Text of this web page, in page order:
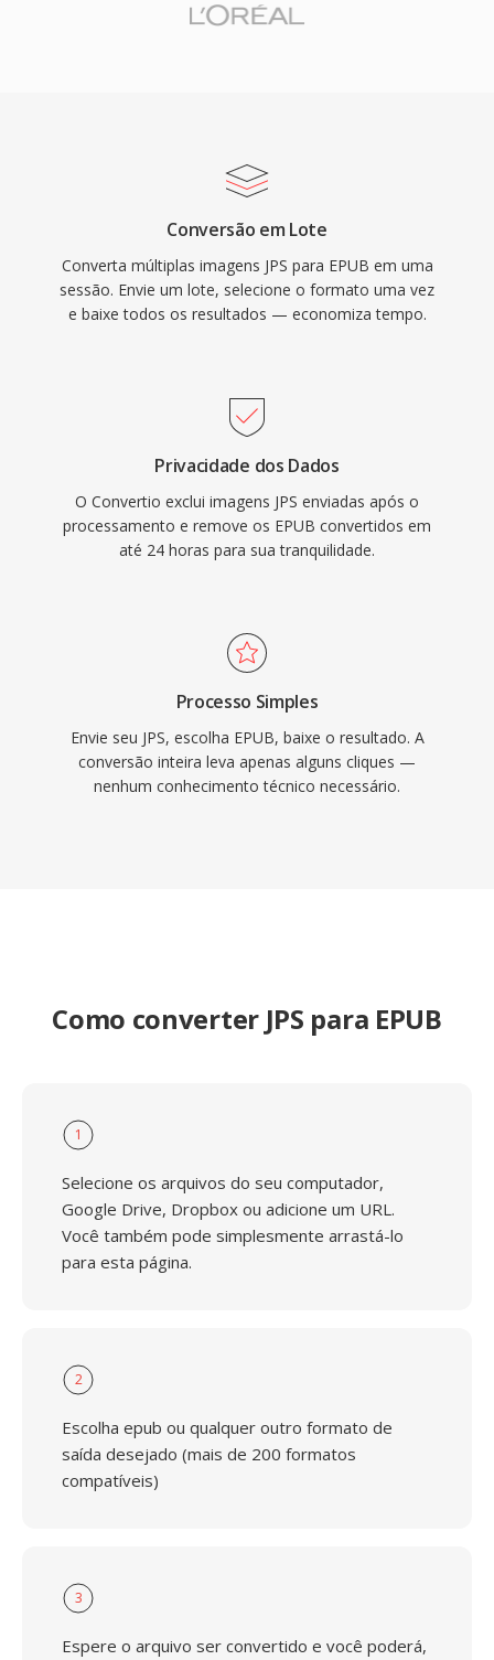
Conversão em Lote
Converta múltiplas imagens JPS para EPUB em uma
sessão. Envie um lote, selecione o formato uma vez
e baixe todos os resultados — economiza tempo.
Privacidade dos Dados
O Convertio exclui imagens JPS enviadas após o
processamento e remove os EPUB convertidos em
até 24 horas para sua tranquilidade.
Processo Simples
Envie seu JPS, escolha EPUB, baixe o resultado. A
conversão inteira leva apenas alguns cliques —
nenhum conhecimento técnico necessário.
Como converter JPS para EPUB
1
Selecione os arquivos do seu computador,
Google Drive, Dropbox ou adicione um URL.
Você também pode simplesmente arrastá-lo
para esta página.
2
Escolha epub ou qualquer outro formato de
saída desejado (mais de 200 formatos
compatíveis)
3
Espere o arquivo ser convertido e você poderá,